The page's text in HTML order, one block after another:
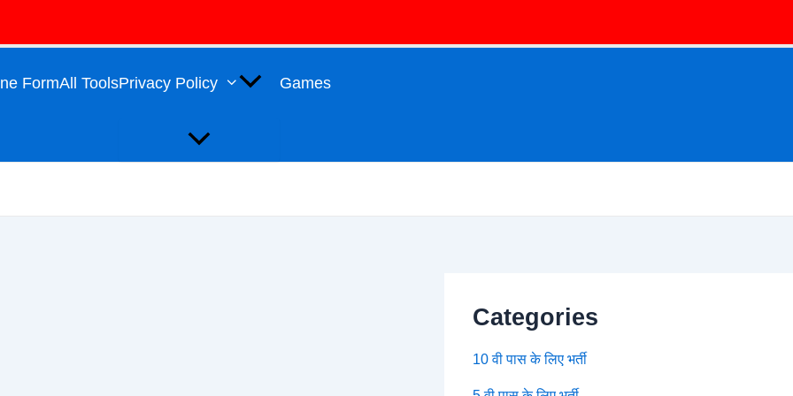
FormAll ToolsPrivacy Policy Games
Categories
10 वी पास के लिए भर्ती